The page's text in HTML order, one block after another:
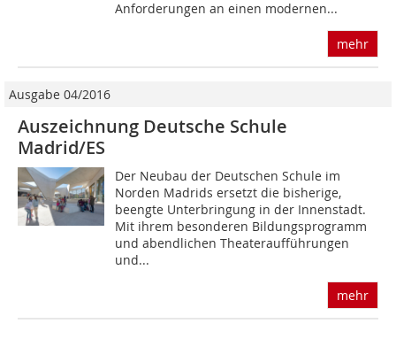
Anforderungen an einen modernen...
mehr
Ausgabe 04/2016
Auszeichnung Deutsche Schule
Madrid/ES
Der Neubau der Deutschen Schule im
Norden Madrids ersetzt die bisherige,
beengte Unterbringung in der Innenstadt.
Mit ihrem besonderen Bildungsprogramm
und abendlichen Theateraufführungen
und...
mehr